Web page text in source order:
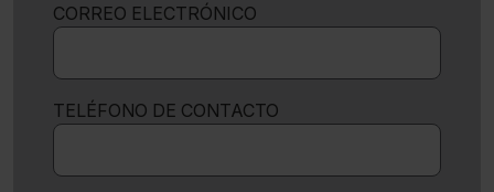
CORREO ELECTRÓNICO
TELÉFONO DE CONTACTO